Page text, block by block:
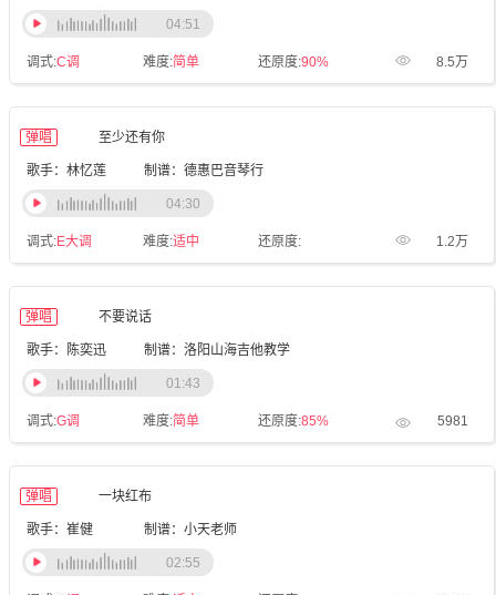
调式:C调 难度:简单 还原度:90% 8.5万
04:51
弹唱 至少还有你
歌手：林忆莲 制谱：德惠巴音琴行
调式:E大调 难度:适中 还原度: 1.2万
04:30
弹唱 不要说话
歌手：陈奕迅 制谱：洛阳山海吉他教学
调式:G调 难度:简单 还原度:85% 5981
01:43
弹唱 一块红布
歌手：崔健 制谱：小天老师
02:55